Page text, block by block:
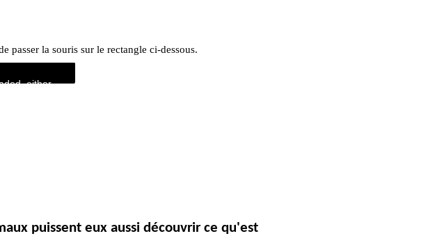
passer la souris sur le rectangle ci-dessous.
puissent eux aussi découvrir ce qu'est